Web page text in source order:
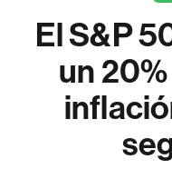
El S&P
un